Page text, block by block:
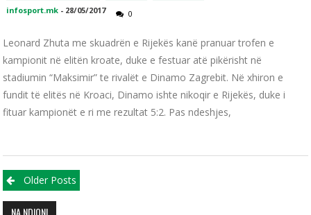
infosport.mk - 28/05/2017 0
Leonard Zhuta me skuadrën e Rijekës kanë pranuar trofen e
kampionit në elitën kroate, duke e festuar atë pikërisht në
stadiumin “Maksimir” te rivalët e Dinamo Zagrebit. Në xhiron e
fundit të elitës në Kroaci, Dinamo ishte nikoqir e Rijekës, duke i
fituar kampionët e ri me rezultat 5:2. Pas ndeshjes,
Posts navigation
Older Posts